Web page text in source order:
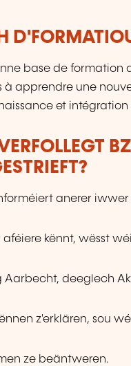
base de formation
à apprendre une
et
anerer
kënnt, wësst
Aarbecht, deeglech
z'erklären, sou
ze beäntweren.